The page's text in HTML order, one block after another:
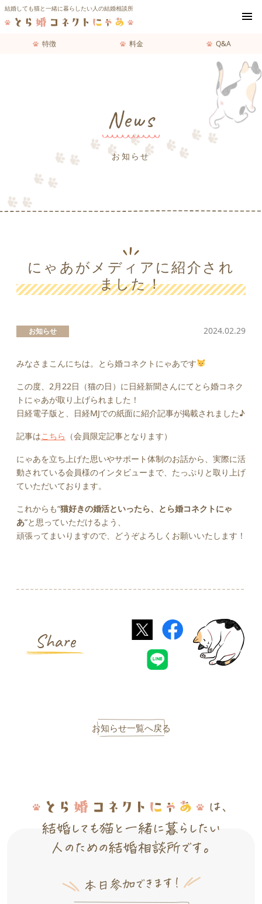
結婚しても猫と一緒に暮らしたい人の結婚相談所
menu
特徴 料金 Q&A
News
お知らせ
にゃあがメディアに紹介され
ました！
お知らせ 2024.02.29
みなさまこんにちは。とら婚コネクトにゃあです
この度、2月22日（猫の日）に日経新聞さんにてとら婚コネク
トにゃあが取り上げられました！
日経電子版と、日経MJでの紙面に紹介記事が掲載されました♪
記事はこちら （会員限定記事となります）
にゃあを立ち上げた思いやサポート体制のお話から、実際に活
動されている会員様のインタビューまで、たっぷりと取り上げ
ていただいております。
これからも“猫好きの婚活といったら、とら婚コネクトにゃ
あ”と思っていただけるよう、
頑張ってまいりますので、どうぞよろしくお願いいたします！
Share
お知らせ一覧へ戻る